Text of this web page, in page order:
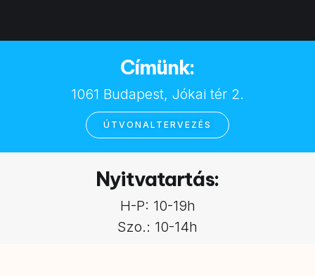
Címünk:
1061 Budapest, Jókai tér 2.
ÚTVONALTERVEZÉS
Nyitvatartás:
H-P: 10-19h
Szo.: 10-14h